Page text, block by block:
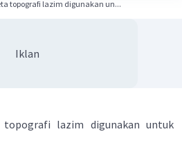
topografi lazim digunakan un...
Iklan
lazim digunakan untuk